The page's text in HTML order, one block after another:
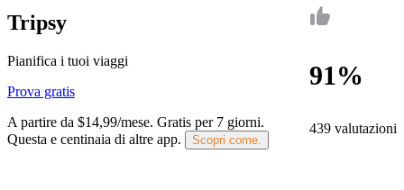
91%
439 valutazioni
Tripsy
Pianifica i tuoi viaggi
Prova gratis
A partire da $14,99/mese. Gratis per 7 giorni.
Questa e centinaia di altre app.
Scopri come.